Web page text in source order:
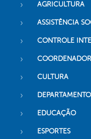
AGRICULTURA
ASSISTÊNCIA
CONTROLE
CULTURA
EDUCAÇÃO
ESPORTES